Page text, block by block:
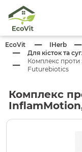
EcoVit IHerb
Для кісток та
Комплекс проти
Futurebiotics
Комплекс